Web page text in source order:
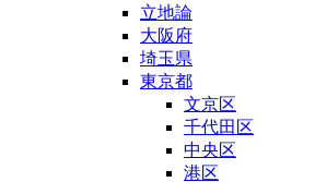
立地論
大阪府
埼玉県
東京都
文京区
千代田区
中央区
港区